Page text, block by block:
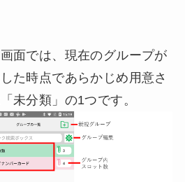
面では、現在のグループが
た時点であらかじめ用意さ
未分類」の1つです。